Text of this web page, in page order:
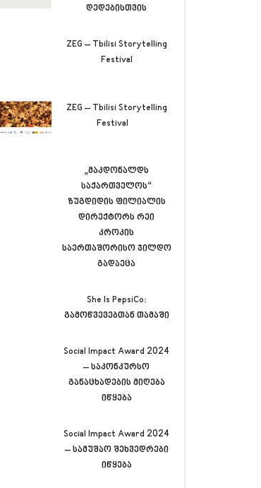
დედებისთვის
ZEG – Tbilisi Storytelling
Festival
ZEG – Tbilisi Storytelling
Festival
„მაკდონალდს
საქართველოს“
ზუგდიდის ფილიალის
დირექტორს რეი
კროკის
საერთაშორისო ჯილდო
გადაეცა
She Is PepsiCo:
გამოწვევებთან თამაში
Social Impact Award 2024
– საკონკურსო
განაცხადების მიღება
იწყება
Social Impact Award 2024
– სამუშაო შეხვედრები
იწყება